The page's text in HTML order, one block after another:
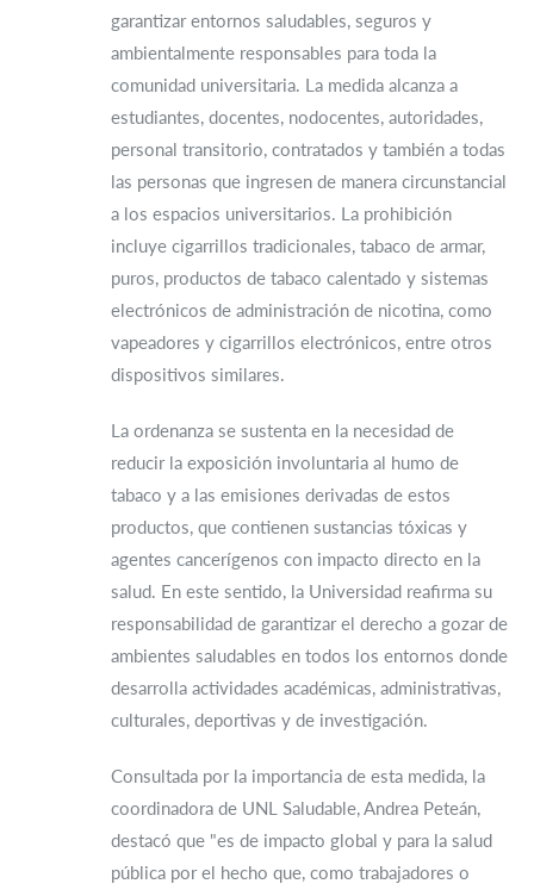
garantizar entornos saludables, seguros y
ambientalmente responsables para toda la
comunidad universitaria. La medida alcanza a
estudiantes, docentes, nodocentes, autoridades,
personal transitorio, contratados y también a todas
las personas que ingresen de manera circunstancial
a los espacios universitarios. La prohibición
incluye cigarrillos tradicionales, tabaco de armar,
puros, productos de tabaco calentado y sistemas
electrónicos de administración de nicotina, como
vapeadores y cigarrillos electrónicos, entre otros
dispositivos similares.
La ordenanza se sustenta en la necesidad de
reducir la exposición involuntaria al humo de
tabaco y a las emisiones derivadas de estos
productos, que contienen sustancias tóxicas y
agentes cancerígenos con impacto directo en la
salud. En este sentido, la Universidad reafirma su
responsabilidad de garantizar el derecho a gozar de
ambientes saludables en todos los entornos donde
desarrolla actividades académicas, administrativas,
culturales, deportivas y de investigación.
Consultada por la importancia de esta medida, la
coordinadora de UNL Saludable, Andrea Peteán,
destacó que "es de impacto global y para la salud
pública por el hecho que, como trabajadores o